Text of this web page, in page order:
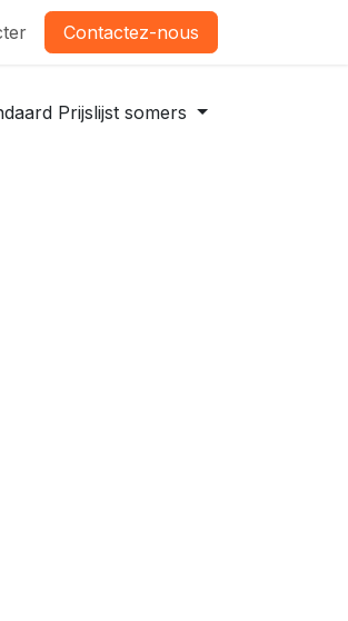
Contactez-nous
Prijslijst somers